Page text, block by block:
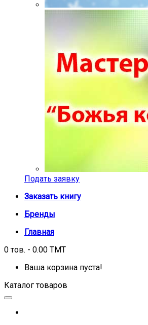
Подать заявку
Заказать книгу
Бренды
Главная
0 тов. - 0.00 TMT
Ваша корзина пуста!
Каталог товаров